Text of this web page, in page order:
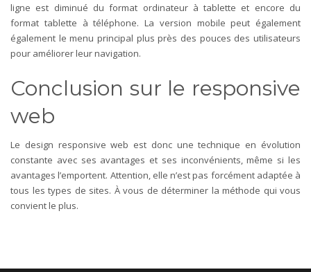
ligne est diminué du format ordinateur à tablette et encore du
format tablette à téléphone. La version mobile peut également
également le menu principal plus près des pouces des utilisateurs
pour améliorer leur navigation.
Conclusion sur le responsive
web
Le design responsive web est donc une technique en évolution
constante avec ses avantages et ses inconvénients, même si les
avantages l’emportent. Attention, elle n’est pas forcément adaptée à
tous les types de sites. À vous de déterminer la méthode qui vous
convient le plus.